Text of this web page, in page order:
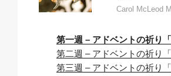
Carol McLeod
第一週 – アドベントの祈り
第二週 – アドベントの祈り
第三週 – アドベントの祈り